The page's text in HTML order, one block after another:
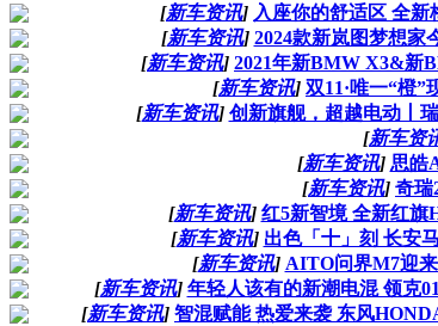
[新车资讯] 入座你的舒适区 全
[新车资讯] 2024款新岚图梦想家
[新车资讯] 2021年新BMW X3&新
[新车资讯] 双11·唯一“橙”
[新车资讯] 创新旗舰，超越电动丨
[新车资
[新车资讯] 思皓
[新车资讯] 奇瑞
[新车资讯] 红5新智境 全新红旗
[新车资讯] 出色「十」刻 长安
[新车资讯] AITO问界M7迎
[新车资讯] 年轻人该有的新潮电混 领克
[新车资讯] 智混赋能 热爱来袭 东风